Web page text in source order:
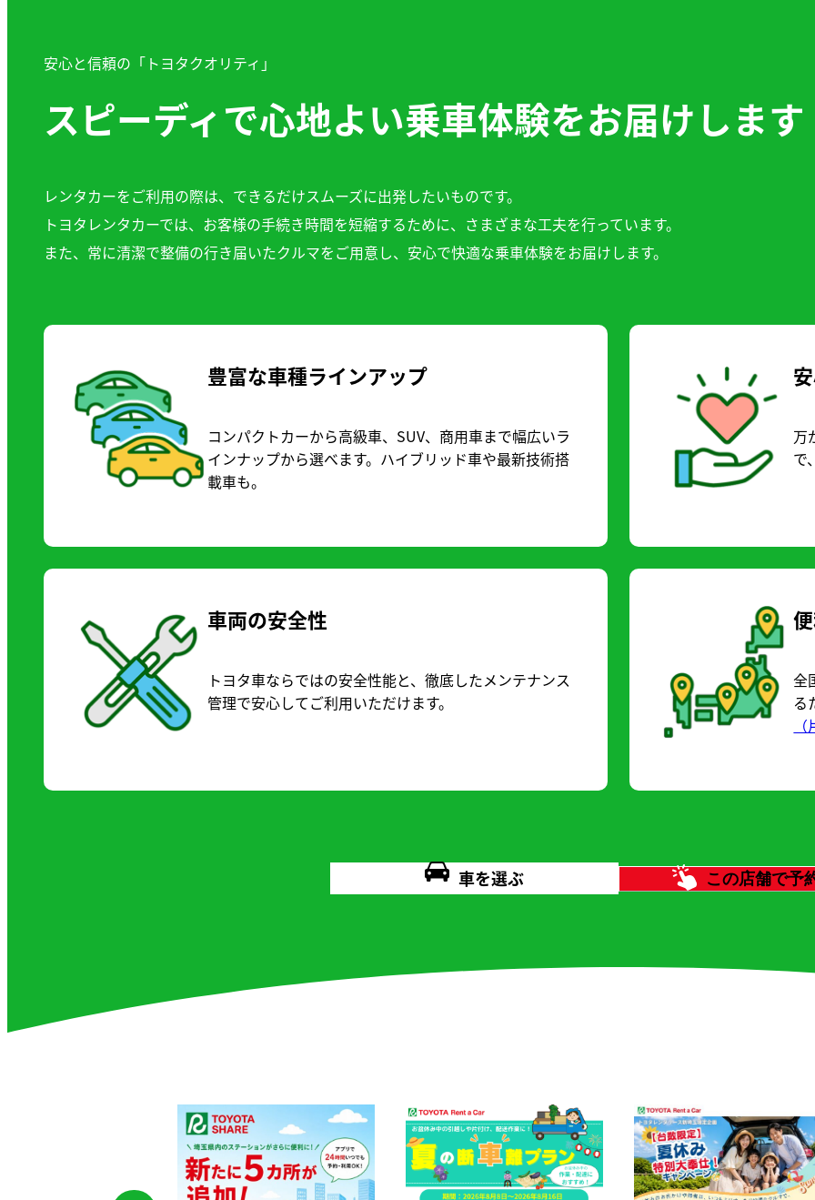
安心と信頼の「トヨタクオリティ」
スピーディで心地よい乗車体験をお届けします
レンタカーをご利用の際は、できるだけスムーズに出発したいものです。
トヨタレンタカーでは、お客様の手続き時間を短縮するために、さまざまな工夫を行っています。
また、常に清潔で整備の行き届いたクルマをご用意し、安心で快適な乗車体験をお届けします。
豊富な車種ラインアップ
コンパクトカーから高級車、SUV、商用車まで幅広いラ
インナップから選べます。ハイブリッド車や最新技術搭
載車も。
万
で
車両の安全性
トヨタ車ならではの安全性能と、徹底したメンテナンス
管理で安心してご利用いただけます。
全
る
車を選ぶ この店舗で予